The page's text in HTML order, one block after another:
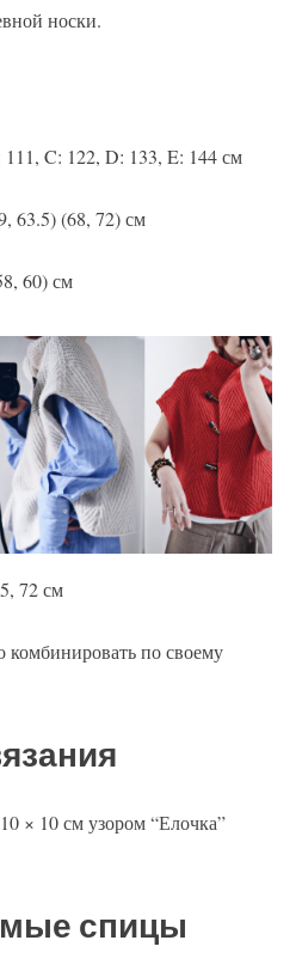
носки.
C: 122, D: 133, E: 144 см
63.5) (68, 72) см
60) см
72 см
по своему
× 10 см узором “Елочка”
спицы